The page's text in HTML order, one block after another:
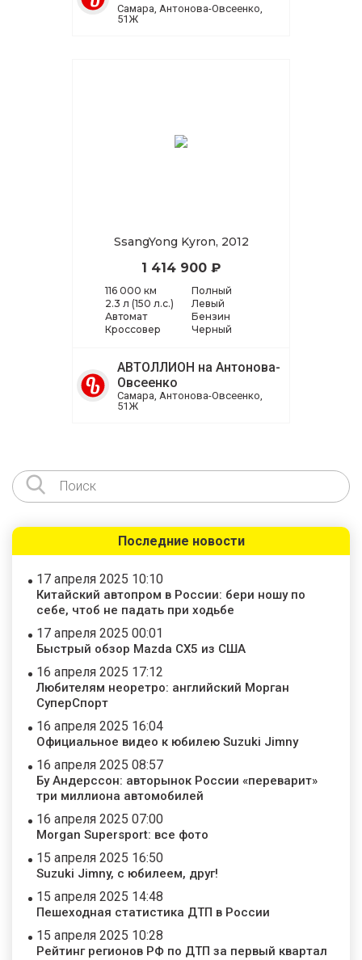
Самара, Антонова-Овсеенко,
51Ж
SsangYong Kyron, 2012
1 414 900 ₽
116 000 км
2.3 л (150 л.с.)
Автомат
Кроссовер
Полный
Левый
Бензин
Черный
АВТОЛЛИОН на Антонова-
Овсеенко
Самара, Антонова-Овсеенко,
51Ж
Последние новости
17 апреля 2025 10:10
Китайский автопром в России: бери ношу по
себе, чтоб не падать при ходьбе
17 апреля 2025 00:01
Быстрый обзор Mazda CX5 из США
16 апреля 2025 17:12
Любителям неоретро: английский Морган
СуперСпорт
16 апреля 2025 16:04
Официальное видео к юбилею Suzuki Jimny
16 апреля 2025 08:57
Бу Андерссон: авторынок России «переварит»
три миллиона автомобилей
16 апреля 2025 07:00
Morgan Supersport: все фото
15 апреля 2025 16:50
Suzuki Jimny, с юбилеем, друг!
15 апреля 2025 14:48
Пешеходная статистика ДТП в России
15 апреля 2025 10:28
Рейтинг регионов РФ по ДТП за первый квартал